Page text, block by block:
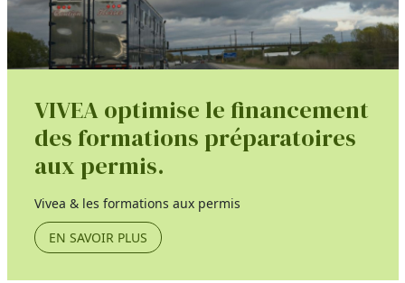
VIVEA optimise le financement
des formations préparatoires
aux permis.
Vivea & les formations aux permis
EN SAVOIR PLUS